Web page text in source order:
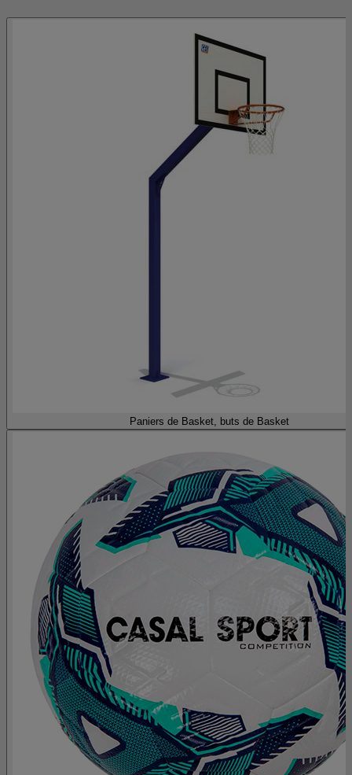
Paniers de Basket, buts de Basket